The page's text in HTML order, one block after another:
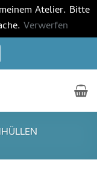
Atelier. Bitte
Verwerfen